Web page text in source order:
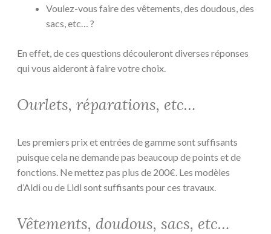
Voulez-vous faire des vêtements, des doudous, des
sacs, etc… ?
En effet, de ces questions découleront diverses réponses
qui vous aideront à faire votre choix.
Ourlets, réparations, etc…
Les premiers prix et entrées de gamme sont suffisants
puisque cela ne demande pas beaucoup de points et de
fonctions. Ne mettez pas plus de 200€. Les modèles
d’Aldi ou de Lidl sont suffisants pour ces travaux.
Vêtements, doudous, sacs, etc…